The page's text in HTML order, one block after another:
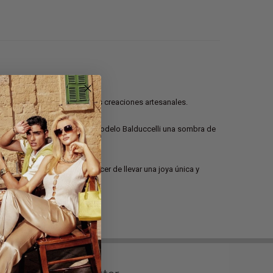
protagonista de preciosas creaciones artesanales.
encontrarás en cada modelo Balduccelli una sombra de
y la realce. Descubra el placer de llevar una joya única y